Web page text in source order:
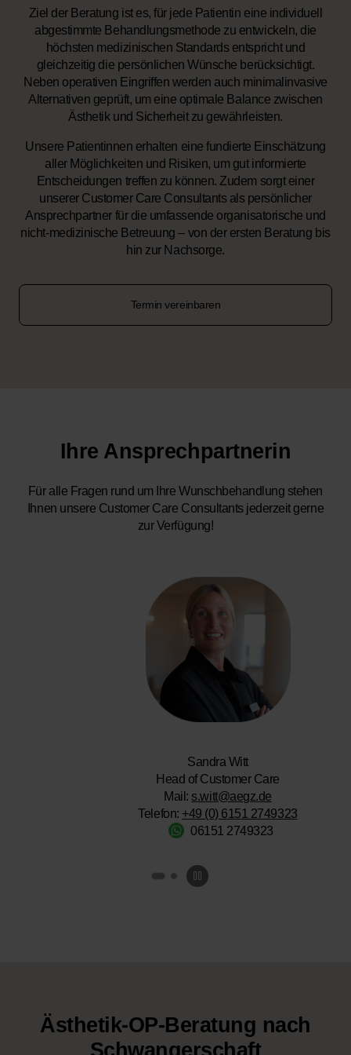
Ziel der Beratung ist es, für jede Patientin eine individuell
abgestimmte Behandlungsmethode zu entwickeln, die
höchsten medizinischen Standards entspricht und
gleichzeitig die persönlichen Wünsche berücksichtigt.
Neben operativen Eingriffen werden auch minimalinvasive
Alternativen geprüft, um eine optimale Balance zwischen
Ästhetik und Sicherheit zu gewährleisten.
Unsere Patientinnen erhalten eine fundierte Einschätzung
aller Möglichkeiten und Risiken, um gut informierte
Entscheidungen treffen zu können. Zudem sorgt einer
unserer Customer Care Consultants als persönlicher
Ansprechpartner für die umfassende organisatorische und
nicht-medizinische Betreuung – von der ersten Beratung bis
hin zur Nachsorge.
Termin vereinbaren
Ihre Ansprechpartnerin
Für alle Fragen rund um Ihre Wunschbehandlung stehen
Ihnen unsere Customer Care Consultants jederzeit gerne
zur Verfügung!
Sandra Witt
Head of Customer Care
s.witt@aegz.de
Telefon:+49 (0) 6151 2749323
06151 2749323
Ästhetik-OP-Beratung nach
Schwangerschaft